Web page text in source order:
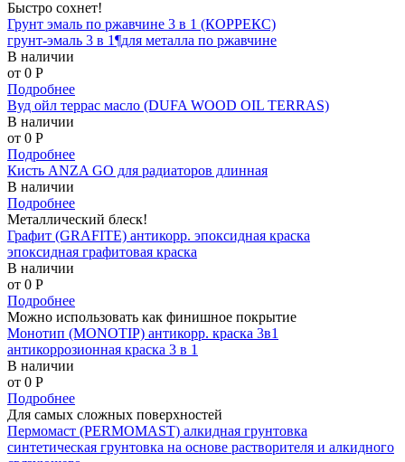
Быстро сохнет!
Грунт эмаль по ржавчине 3 в 1 (КОРРЕКС)
грунт-эмаль 3 в 1¶для металла по ржавчине
В наличии
от 0 P
Подробнее
Вуд ойл террас масло (DUFA WOOD OIL TERRAS)
В наличии
от 0 P
Подробнее
Кисть ANZA GO для радиаторов длинная
В наличии
Подробнее
Металлический блеск!
Графит (GRAFITE) антикорр. эпоксидная краска
эпоксидная графитовая краска
В наличии
от 0 P
Подробнее
Можно использовать как финишное покрытие
Монотип (MONOTIP) антикорр. краска 3в1
антикоррозионная краска 3 в 1
В наличии
от 0 P
Подробнее
Для самых сложных поверхностей
Пермомаст (PERMOMAST) алкидная грунтовка
синтетическая грунтовка на основе растворителя и алкидного